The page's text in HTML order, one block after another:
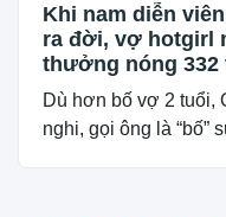
Khi nam diễn
ra đời, vợ hotgirl
thưởng nóng 332
Dù hơn bố vợ 2 tuổi,
nghi, gọi ông là “bố”